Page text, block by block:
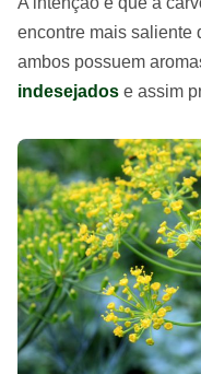
encontre mais saliente
ambos possuem
indesejados e assim